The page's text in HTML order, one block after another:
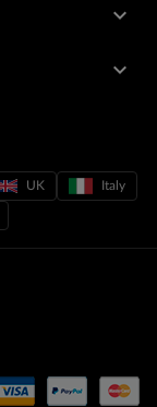

keyboard_arrow_down
UK Italy